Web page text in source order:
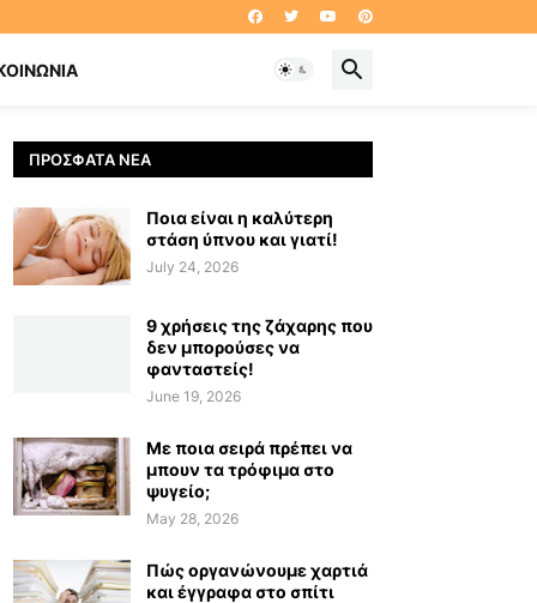
ΠΡΌΣΦΑΤΑ ΝΈΑ
Ποια είναι η καλύτερη
στάση ύπνου και γιατί!
July 24, 2026
9 χρήσεις της ζάχαρης που
δεν μπορούσες να
φανταστείς!
June 19, 2026
Με ποια σειρά πρέπει να
μπουν τα τρόφιμα στο
ψυγείο;
May 28, 2026
Πώς οργανώνουμε χαρτιά
και έγγραφα στο σπίτι